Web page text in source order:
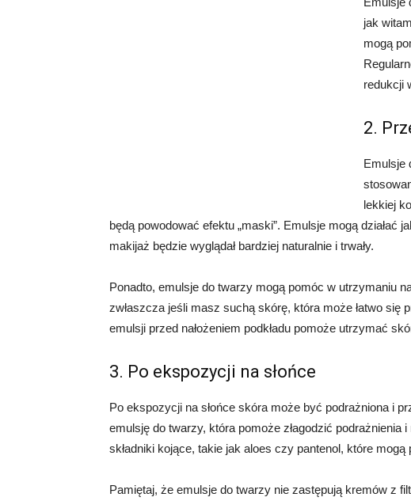
jak
mogą
redukcji
2.
Emulsje
lekkiej
będą powodować efektu „maski”. Emulsje mogą działać
makijaż będzie wyglądał bardziej naturalnie i trwały.
Ponadto, emulsje do twarzy mogą pomóc w utrzymaniu
zwłaszcza jeśli masz suchą skórę, która może łatwo się
emulsji przed nałożeniem podkładu pomoże utrzymać
3. Po ekspozycji na słońce
Po ekspozycji na słońce skóra może być podrażniona i
emulsję do twarzy, która pomoże złagodzić
składniki kojące, takie jak aloes czy pantenol, które
Pamiętaj, że emulsje do twarzy nie zastępują kremów z